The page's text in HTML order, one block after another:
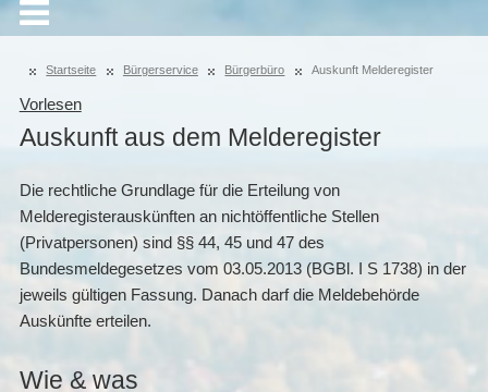
Startseite Bürgerservice Bürgerbüro Auskunft Melderegister
Vorlesen
Auskunft aus dem Melderegister
Die rechtliche Grundlage für die Erteilung von
Melderegisterauskünften an nichtöffentliche Stellen
(Privatpersonen) sind §§ 44, 45 und 47 des
Bundesmeldegesetzes vom 03.05.2013 (BGBl. I S 1738) in der
jeweils gültigen Fassung. Danach darf die Meldebehörde
Auskünfte erteilen.
Wie & was